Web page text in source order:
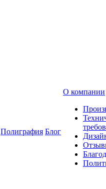
Полиграфия Блог
О компании